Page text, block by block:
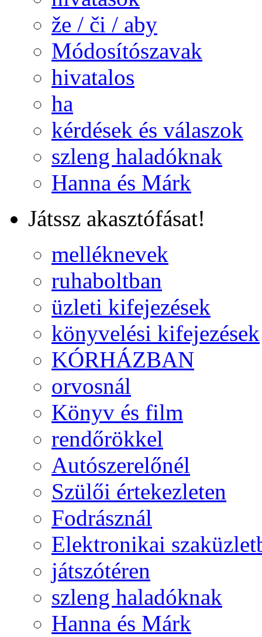
že / či / aby
Módosítószavak
hivatalos
ha
kérdések és válaszok
szleng haladóknak
Hanna és Márk
Játssz akasztófásat!
melléknevek
ruhaboltban
üzleti kifejezések
könyvelési kifejezések
KÓRHÁZBAN
orvosnál
Könyv és film
rendőrökkel
Autószerelőnél
Szülői értekezleten
Fodrásznál
Elektronikai
játszótéren
szleng haladóknak
Hanna és Márk